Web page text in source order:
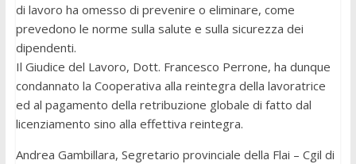
di lavoro ha omesso di prevenire o eliminare, come
prevedono le norme sulla salute e sulla sicurezza dei
dipendenti.
Il Giudice del Lavoro, Dott. Francesco Perrone, ha dunque
condannato la Cooperativa alla reintegra della lavoratrice
ed al pagamento della retribuzione globale di fatto dal
licenziamento sino alla effettiva reintegra.
Andrea Gambillara, Segretario provinciale della Flai – Cgil di